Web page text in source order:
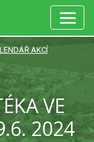
AKCÍ
VE
2024